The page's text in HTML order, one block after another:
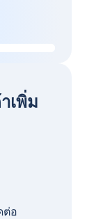
เพิ่ม
ต่อ